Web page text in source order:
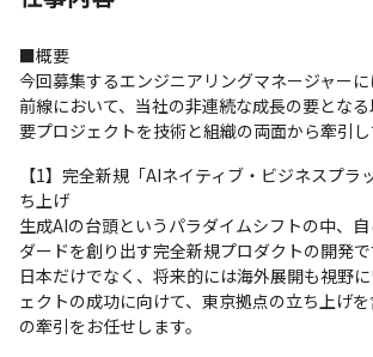
■概要
今回募集するエンジニアリングマネージャー
前線において、当社の非連続な成長の要とな
要プロジェクトを技術と組織の両面から牽引し
【1】完全新規「AIネイティブ・ビジネスプラ
ち上げ
生成AIの台頭というパラダイムシフトの中、
ダードを創り出す完全新規プロダクトの開発で
日本だけでなく、将来的には海外展開も視野
ェクトの成功に向けて、東京拠点の立ち上げ
の牽引をお任せします。